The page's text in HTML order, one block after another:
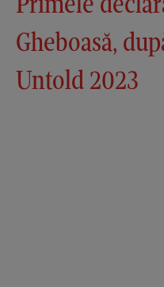
Gheboasă,
Untold 2023